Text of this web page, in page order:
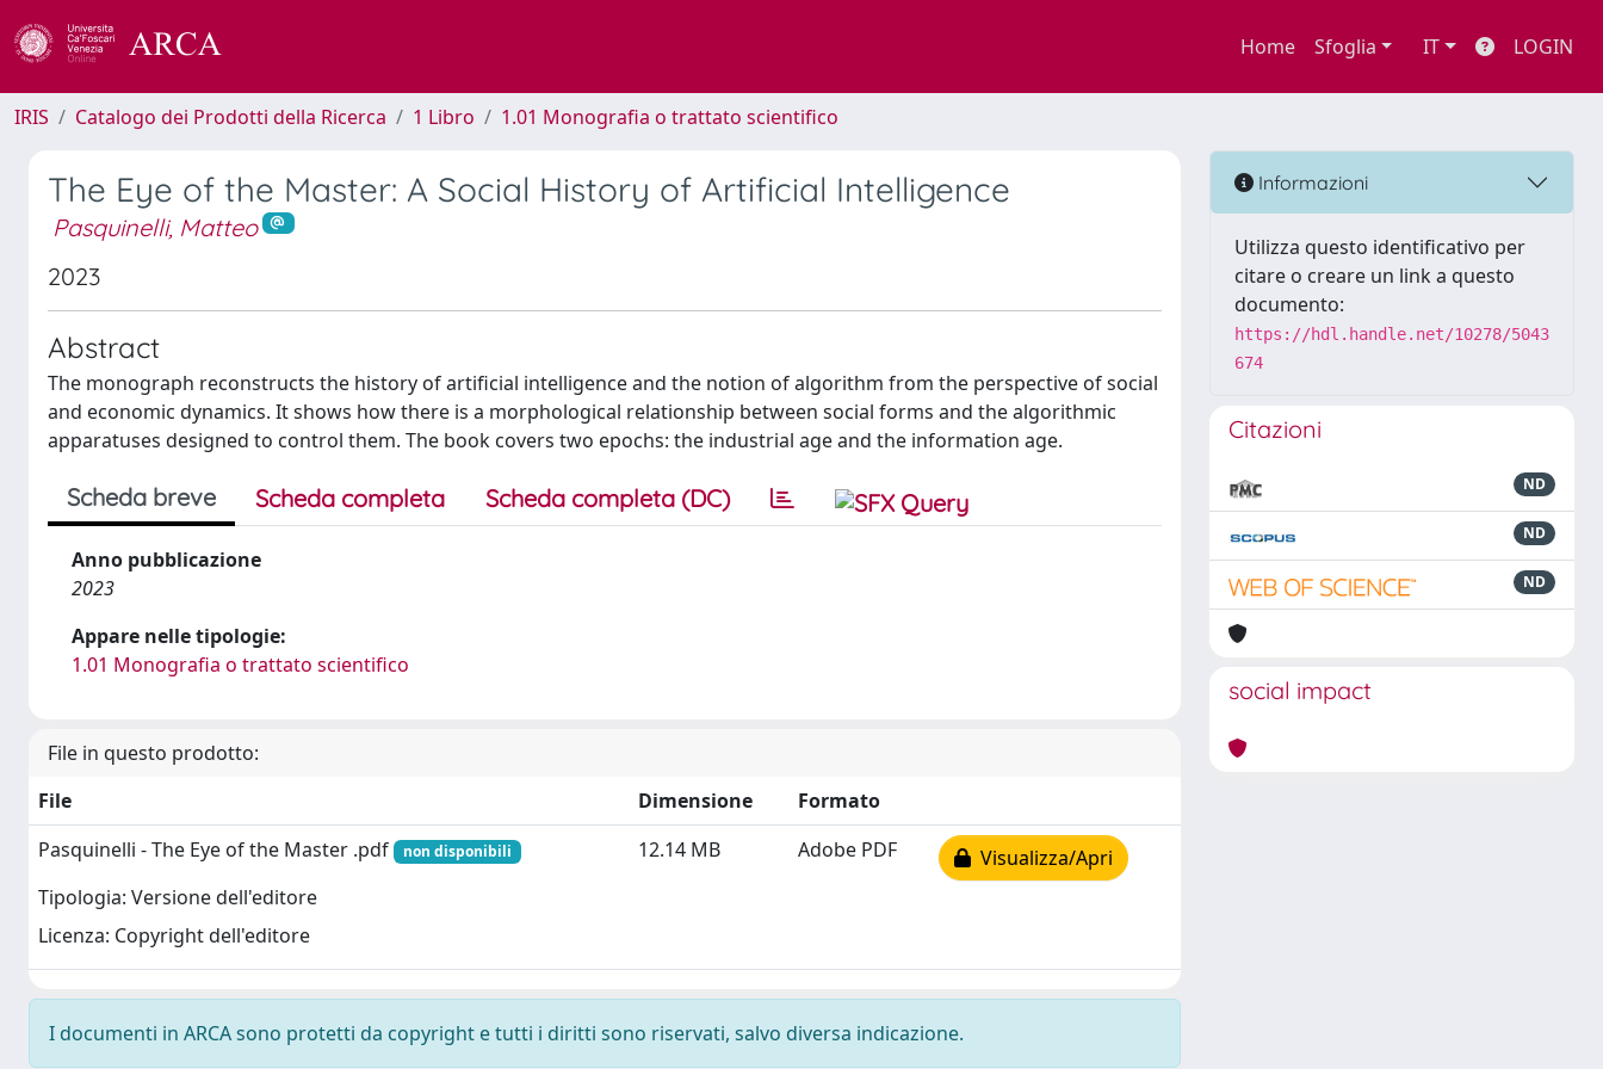
Home Sfoglia IT LOGIN
IRIS Catalogo dei Prodotti della Ricerca 1 Libro 1.01 Monografia o trattato scientifico
The Eye of the Master: A Social History of Artificial Intelligence
Pasquinelli, Matteo
2023
Abstract
The monograph reconstructs the history of artificial intelligence and the notion of algorithm from the perspective of social
and economic dynamics. It shows how there is a morphological relationship between social forms and the algorithmic
apparatuses designed to control them. The book covers two epochs: the industrial age and the information age.
Scheda breve Scheda completa Scheda completa (DC)
Anno pubblicazione
2023
Appare nelle tipologie:
1.01 Monografia o trattato scientifico
File in questo prodotto:
File
Dimensione
Formato
Pasquinelli - The Eye of the Master .pdf
non disponibili
Tipologia: Versione dell'editore
Licenza: Copyright dell'editore
12.14 MB Adobe PDF Visualizza/Apri
I documenti in ARCA sono protetti da copyright e tutti i diritti sono riservati, salvo diversa indicazione.
Informazioni
Utilizza questo identificativo per
citare o creare un link a questo
documento:
https://hdl.handle.net/10278/5043
674
Citazioni
ND
ND
ND
social impact